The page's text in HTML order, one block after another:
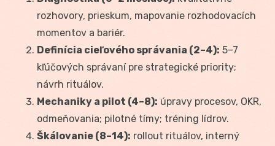
rozhovory, prieskum, mapovanie rozhodovacích
momentov a bariér.
Definícia cieľového správania (2–4): 5–7
kľúčových správaní pre strategické priority;
návrh rituálov.
Mechaniky a pilot (4–8): úpravy procesov, OKR,
odmeňovania; pilotné tímy; tréning lídrov.
Škálovanie (8–14): rollout rituálov, interný